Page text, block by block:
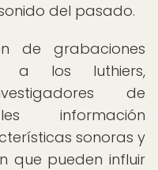
del pasado.
de grabaciones
a los luthiers,
de
información
sonoras y
que pueden influir